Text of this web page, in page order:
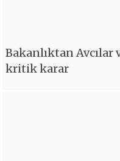
Bakanlıktan Avcılar
kritik karar